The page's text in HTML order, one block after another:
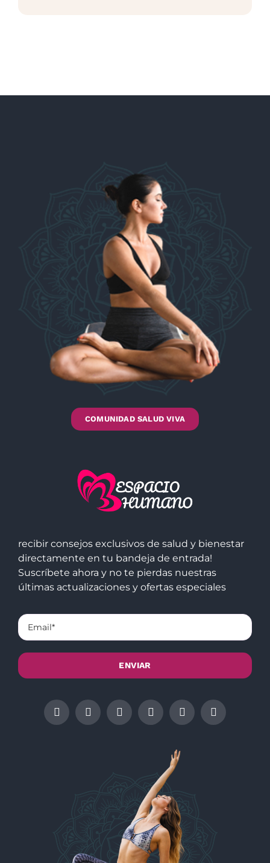
COMUNIDAD SALUD VIVA
recibir consejos exclusivos de salud y bienestar
directamente en tu bandeja de entrada!
Suscríbete ahora y no te pierdas nuestras
últimas actualizaciones y ofertas especiales